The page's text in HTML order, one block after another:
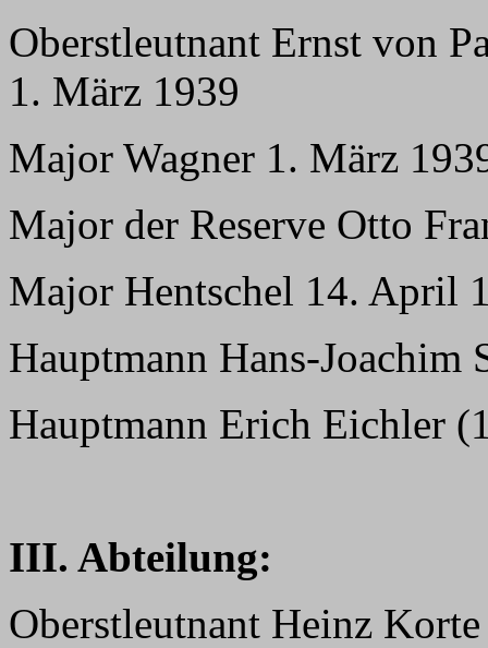
Oberstleutnant Ernst von
1. März 1939
Major Wagner 1. März
Major der Reserve Otto
Major Hentschel 14. April
Hauptmann Hans-Joachim
Hauptmann Erich Eichler
III. Abteilung:
Oberstleutnant Heinz